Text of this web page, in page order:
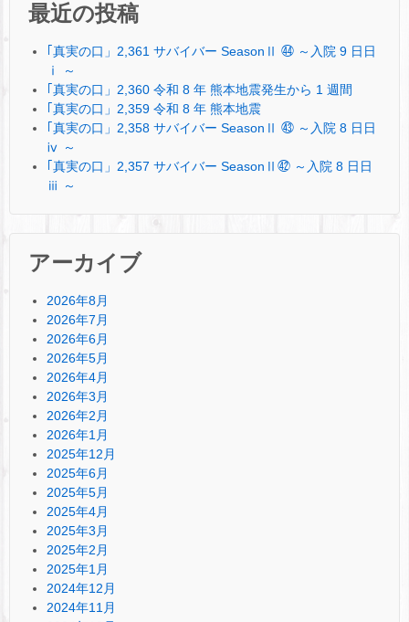
最近の投稿
｢真実の口」2,361 サバイバー SeasonⅡ ㊹ ～入院 9 日日
ⅰ ～
｢真実の口」2,360 令和 8 年 熊本地震発生から 1 週間
｢真実の口」2,359 令和 8 年 熊本地震
｢真実の口」2,358 サバイバー SeasonⅡ ㊸ ～入院 8 日日
ⅳ ～
｢真実の口」2,357 サバイバー SeasonⅡ㊷ ～入院 8 日日
ⅲ ～
アーカイブ
2026年8月
2026年7月
2026年6月
2026年5月
2026年4月
2026年3月
2026年2月
2026年1月
2025年12月
2025年6月
2025年5月
2025年4月
2025年3月
2025年2月
2025年1月
2024年12月
2024年11月